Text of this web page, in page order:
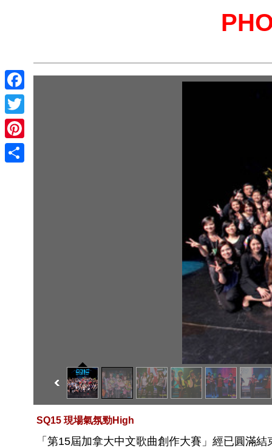
Facebook
Twitter
Pinterest
SQ15 現場氣氛勁High
「第15屆加拿大中文歌曲創作大賽」經已圓滿